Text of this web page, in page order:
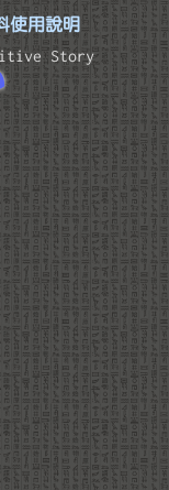
使用說明
Story